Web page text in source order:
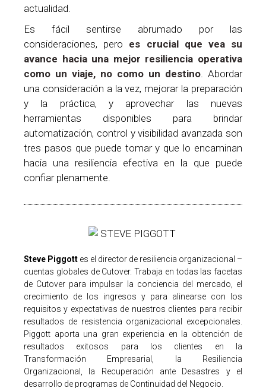
actualidad.
Es fácil sentirse abrumado por las
consideraciones, pero es crucial que vea su
avance hacia una mejor resiliencia operativa
como un viaje, no como un destino . Abordar
una consideración a la vez, mejorar la preparación
y la práctica, y aprovechar las nuevas
herramientas disponibles para brindar
automatización, control y visibilidad avanzada son
tres pasos que puede tomar y que lo encaminan
hacia una resiliencia efectiva en la que puede
confiar plenamente.
Steve Piggott es el director de resiliencia organizacional –
cuentas globales de Cutover. Trabaja en todas las facetas
de Cutover para impulsar la conciencia del mercado, el
crecimiento de los ingresos y para alinearse con los
requisitos y expectativas de nuestros clientes para recibir
resultados de resistencia organizacional excepcionales.
Piggott aporta una gran experiencia en la obtención de
resultados exitosos para los clientes en la
Transformación Empresarial, la Resiliencia
Organizacional, la Recuperación ante Desastres y el
desarrollo de programas de Continuidad del Negocio.